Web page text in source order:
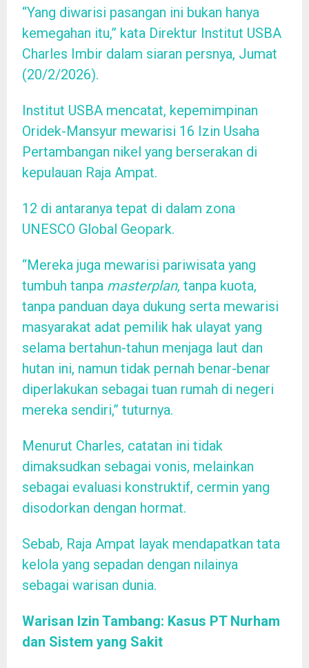
“Yang diwarisi pasangan ini bukan hanya
kemegahan itu,” kata Direktur Institut USBA
Charles Imbir dalam siaran persnya, Jumat
(20/2/2026).
Institut USBA mencatat, kepemimpinan
Oridek-Mansyur mewarisi 16 Izin Usaha
Pertambangan nikel yang berserakan di
kepulauan Raja Ampat.
12 di antaranya tepat di dalam zona
UNESCO Global Geopark.
“Mereka juga mewarisi pariwisata yang
tumbuh tanpa masterplan, tanpa kuota,
tanpa panduan daya dukung serta mewarisi
masyarakat adat pemilik hak ulayat yang
selama bertahun-tahun menjaga laut dan
hutan ini, namun tidak pernah benar-benar
diperlakukan sebagai tuan rumah di negeri
mereka sendiri,” tuturnya.
Menurut Charles, catatan ini tidak
dimaksudkan sebagai vonis, melainkan
sebagai evaluasi konstruktif, cermin yang
disodorkan dengan hormat.
Sebab, Raja Ampat layak mendapatkan tata
kelola yang sepadan dengan nilainya
sebagai warisan dunia.
Warisan Izin Tambang: Kasus PT Nurham
dan Sistem yang Sakit